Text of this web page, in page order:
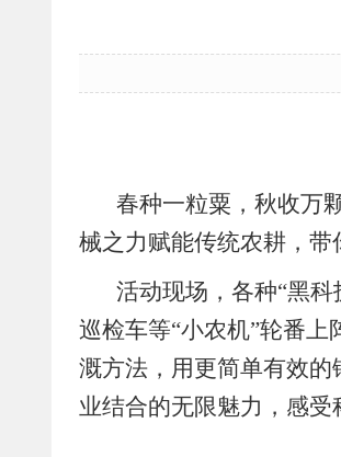
春种一粒粟，秋收万
械之力赋能传统农耕，带
活动现场，各种“黑
巡检车等“小农机”轮番
溉方法，用更简单有效
业结合的无限魅力，感受